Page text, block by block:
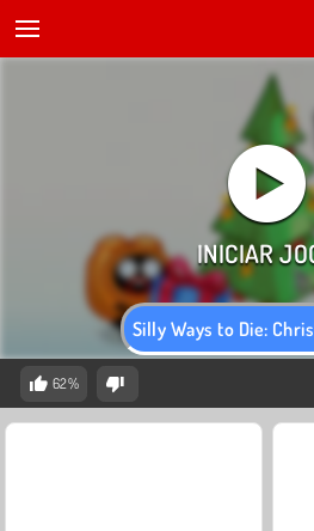
Silly Ways to Die:
62%